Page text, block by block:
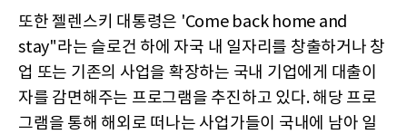
또한 젤렌스키 대통령은 'Come back home and
stay"라는 슬로건 하에 자국 내 일자리를 창출하거나 창
업 또는 기존의 사업을 확장하는 국내 기업에게 대출이
자를 감면해주는 프로그램을 추진하고 있다. 해당 프로
그램을 통해 해외로 떠나는 사업가들이 국내에 남아 일